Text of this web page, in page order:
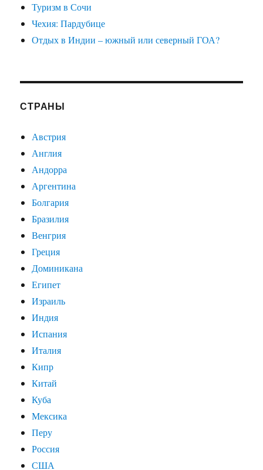
Туризм в Сочи
Чехия: Пардубице
Отдых в Индии – южный или северный ГОА?
СТРАНЫ
Австрия
Англия
Андорра
Аргентина
Болгария
Бразилия
Венгрия
Греция
Доминикана
Египет
Израиль
Индия
Испания
Италия
Кипр
Китай
Куба
Мексика
Перу
Россия
США